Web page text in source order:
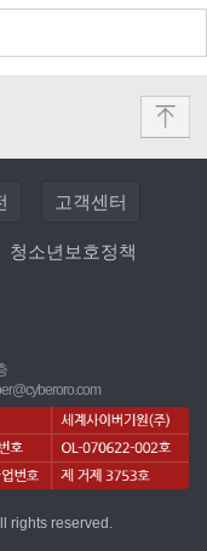
고객센터
청소년보호정책
rights reserved.